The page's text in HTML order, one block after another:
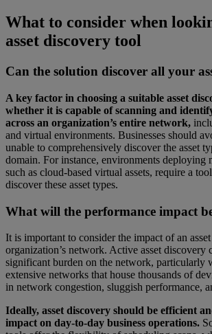
What to consider when
asset discovery tool
Can the solution discover all your
A key factor in choosing a suitable asset
whether it is capable of scanning and
across an organization’s entire network,
and virtual environments. Businesses should
unable to comprehensively discover the asset
domain. For instance, environments deploying
such as cloud-based virtual assets, require a
discover these asset types.
What will the performance impact
It is important to consider the impact of an
organization’s network. Active asset discovery
significant burden on the network, particularly
extensive networks that house thousands of
in network congestion, sluggish performance,
Ideally, asset discovery should be efficient
impact on day-to-day business operations.